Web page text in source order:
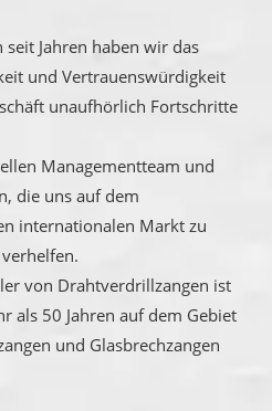
Jahren haben wir das
und Vertrauenswürdigkeit
unaufhörlich Fortschritte
Managementteam und
die uns auf dem
internationalen Markt zu
von Drahtverdrillzangen ist
als 50 Jahren auf dem Gebiet
und Glasbrechzangen